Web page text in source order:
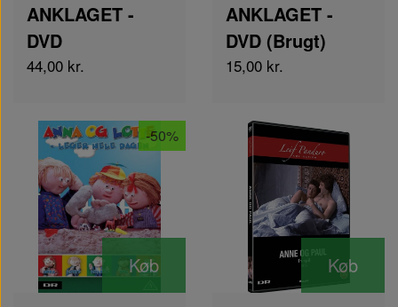
ANKLAGET -
DVD
44,00 kr.
ANKLAGET -
DVD (Brugt)
15,00 kr.
-50%
Køb Køb